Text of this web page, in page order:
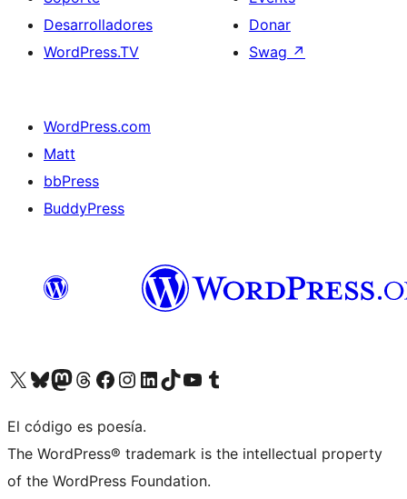
Desarrolladores
WordPress.TV
Donar
Swag ↗
WordPress.com
Matt
bbPress
BuddyPress
Visit our X (formerly Twitter) account
Visit our Bluesky account
Visita nuestra cuenta de Twitter
Visit our Threads account
Visita nuestra página de Facebook
Visite nuestra cuenta de Instagram
Visit our LinkedIn account
Visit our TikTok account
Visit our YouTube channel
Visit our Tumblr account
El código es poesía.
The WordPress® trademark is the intellectual property
of the WordPress Foundation.